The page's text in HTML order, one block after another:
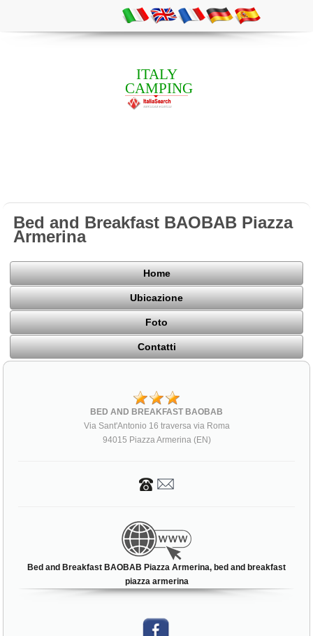
ITALY
CAMPING
Bed and Breakfast BAOBAB Piazza
Armerina
Home
Ubicazione
Foto
Contatti
BED AND BREAKFAST BAOBAB
Via Sant'Antonio 16 traversa via Roma
94015 Piazza Armerina (EN)
Bed and Breakfast BAOBAB Piazza Armerina, bed and breakfast
piazza armerina